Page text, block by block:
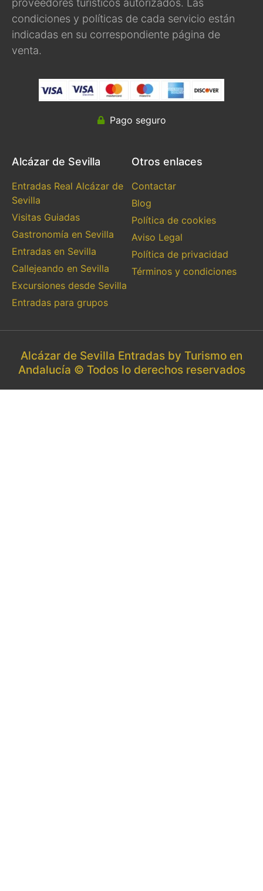
proveedores turísticos autorizados. Las
condiciones y políticas de cada servicio están
indicadas en su correspondiente página de
venta.
Pago seguro
Alcázar de Sevilla
Entradas Real Alcázar de
Sevilla
Visitas Guiadas
Gastronomía en Sevilla
Entradas en Sevilla
Callejeando en Sevilla
Excursiones desde Sevilla
Entradas para grupos
Otros enlaces
Contactar
Blog
Política de cookies
Aviso Legal
Política de privacidad
Términos y condiciones
Alcázar de Sevilla Entradas by Turismo en
Andalucía © Todos lo derechos reservados